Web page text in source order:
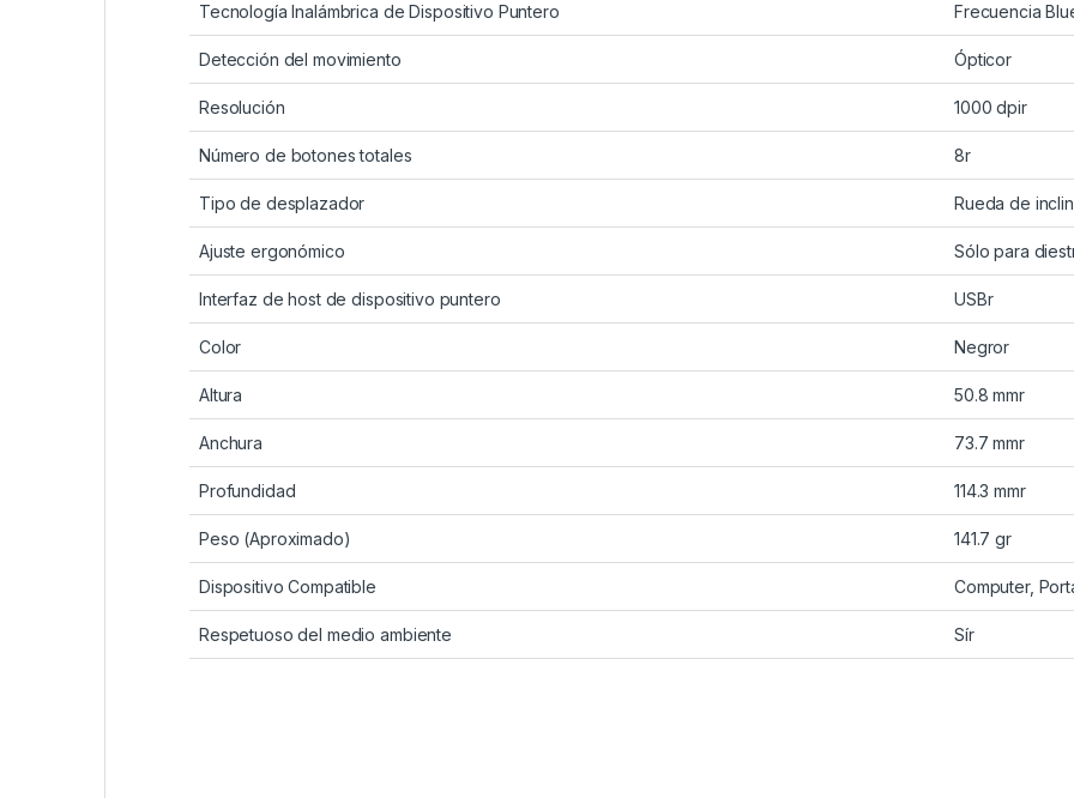
Tecnología Inalámbrica de Dispositivo Puntero Frecuencia
Detección del movimiento Ópticor
Resolución 1000 dpir
Número de botones totales 8r
Tipo de desplazador Rueda de
Ajuste ergonómico Sólo para
Interfaz de host de dispositivo puntero USBr
Color Negror
Altura 50.8 mmr
Anchura 73.7 mmr
Profundidad 114.3 mmr
Peso (Aproximado) 141.7 gr
Dispositivo Compatible Computer,
Respetuoso del medio ambiente Sír